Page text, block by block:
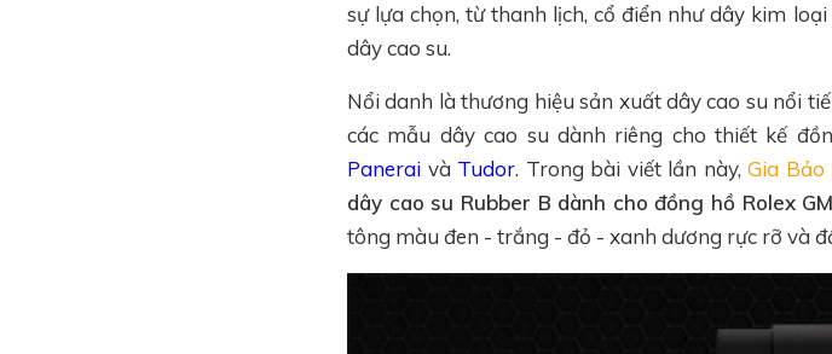
sự lựa chọn, từ thanh lịch, cổ điển như dây kim
dây cao su.
Nổi danh là thương hiệu sản xuất dây cao su nổi
các mẫu dây cao su dành riêng cho thiết kế
Panerai và Tudor. Trong bài viết lần này, Gia Bảo
dây cao su Rubber B dành cho đồng hồ Rolex
tông màu đen - trắng - đỏ - xanh dương rực rỡ và